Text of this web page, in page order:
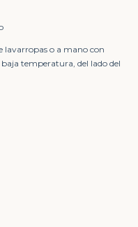
lavarropas o a mano con
temperatura, del lado del